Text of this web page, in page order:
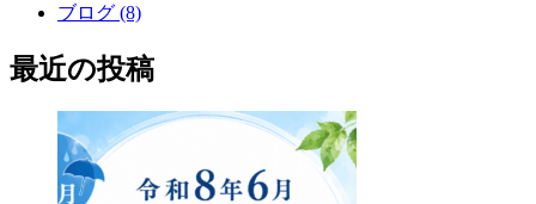
ブログ (8)
最近の投稿